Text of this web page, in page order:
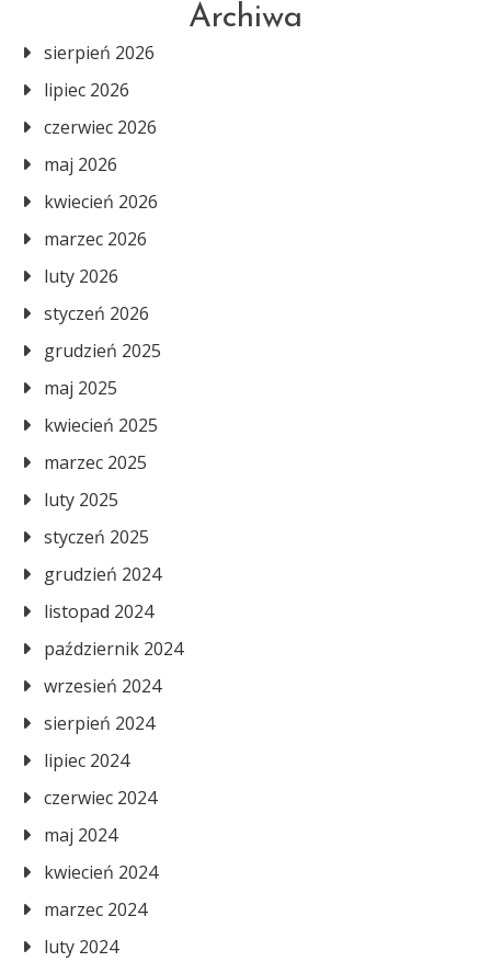
Archiwa
sierpień 2026
lipiec 2026
czerwiec 2026
maj 2026
kwiecień 2026
marzec 2026
luty 2026
styczeń 2026
grudzień 2025
maj 2025
kwiecień 2025
marzec 2025
luty 2025
styczeń 2025
grudzień 2024
listopad 2024
październik 2024
wrzesień 2024
sierpień 2024
lipiec 2024
czerwiec 2024
maj 2024
kwiecień 2024
marzec 2024
luty 2024